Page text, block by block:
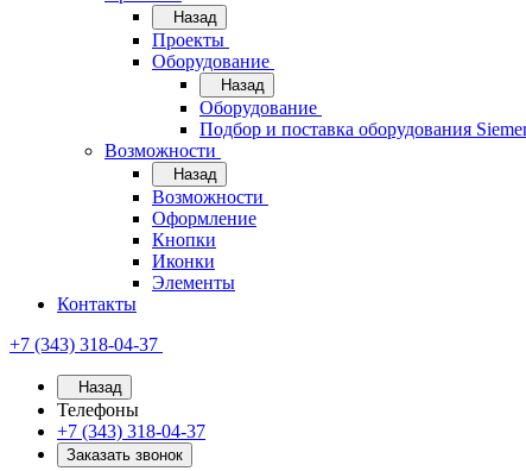
Назад
Проекты
Оборудование
Назад
Оборудование
Подбор и поставка оборудования
Возможности
Назад
Возможности
Оформление
Кнопки
Иконки
Элементы
Контакты
+7 (343) 318-04-37
Назад
Телефоны
+7 (343) 318-04-37
Заказать звонок